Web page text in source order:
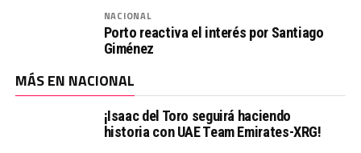
NACIONAL
Porto reactiva el interés por Santiago
Giménez
MÁS EN NACIONAL
¡Isaac del Toro seguirá haciendo
historia con UAE Team Emirates-XRG!